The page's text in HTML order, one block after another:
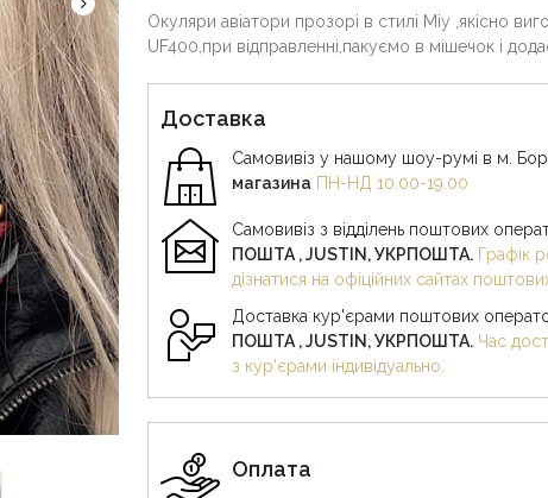
Окуляри авіатори прозорі в стилі Міу ,якісно
UF400,при відправленні,пакуємо в мішечок і
Доставка
Самовивіз у нашому шоу-румі в м.
магазина ПН-НД 10.00-19.00
Самовивіз з відділень поштових
ПОШТА , JUSTIN, УКРПОШТА. Графік
дізнатися на офіційних сайтах
Доставка кур'єрами поштових
ПОШТА , JUSTIN, УКРПОШТА. Час
з кур'єрами індивідуально.
Оплата